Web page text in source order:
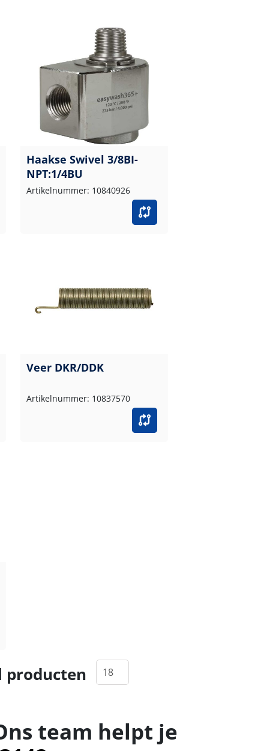
Haakse Swivel 3/8BI-
NPT:1/4BU
Artikelnummer: 10840926
Veer DKR/DDK
Artikelnummer: 10837570
producten
team helpt je